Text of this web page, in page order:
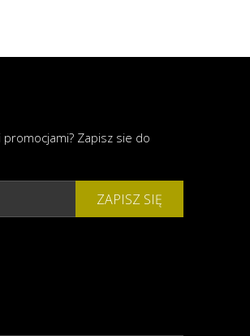
Zapisz sie do
ZAPISZ SIĘ